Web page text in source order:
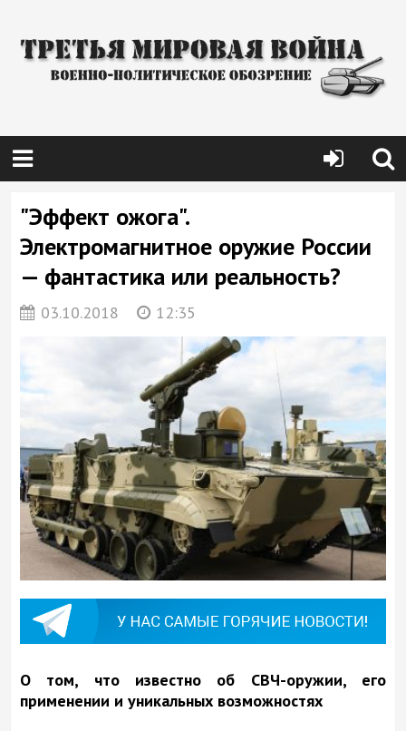
"Эффект ожога".
Электромагнитное оружие России
— фантастика или реальность?
03.10.2018 12:35
О том, что известно об СВЧ-оружии, его
применении и уникальных возможностях